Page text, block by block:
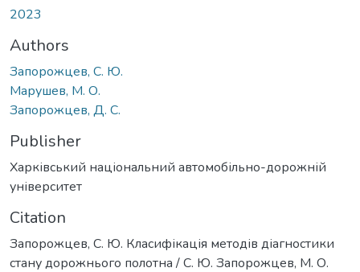
2023
Authors
Запорожцев, С. Ю.
Марушев, М. О.
Запорожцев, Д. С.
Publisher
Харківський національний автомобільно-дорожній
університет
Citation
Запорожцев, С. Ю. Класифікація методів діагностики
стану дорожнього полотна / С. Ю. Запорожцев, М. О.